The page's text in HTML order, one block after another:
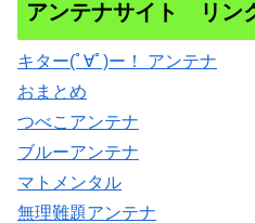
アンテナサイト リン
キター(ﾟ∀ﾟ)ー！ アンテナ
おまとめ
つべこアンテナ
ブルーアンテナ
マトメンタル
無理難題アンテナ